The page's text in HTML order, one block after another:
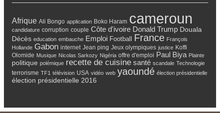
Afrique Ali Bongo application Boko Haram cameroun
candidature corruption couple Côte d'ivoire Donald Trump Douala
Décès education embauche Emploi Football France François
Hollande Gabon internet Jean ping Jeux olympiques justice Koffi
Olomide Musique Nicolas Sarkozy Nigéria offre d'emploi Paul Biya Plainte
politique polémique recette de cuisine santé scandale Technologie
terrorisme TF1 télévision USA vidéo web yaoundé élection présidentielle
élection présidentielle 2016